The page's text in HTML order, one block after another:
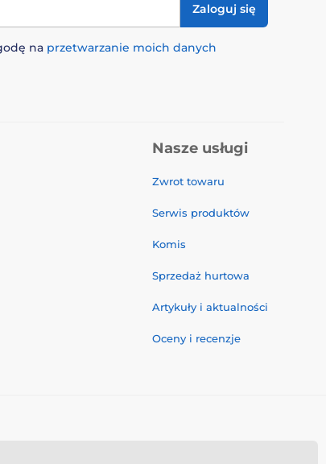
Zaloguj się
na przetwarzanie moich danych
Nasze usługi
Zwrot towaru
Serwis produktów
Komis
Sprzedaż hurtowa
Artykuły i aktualności
Oceny i recenzje